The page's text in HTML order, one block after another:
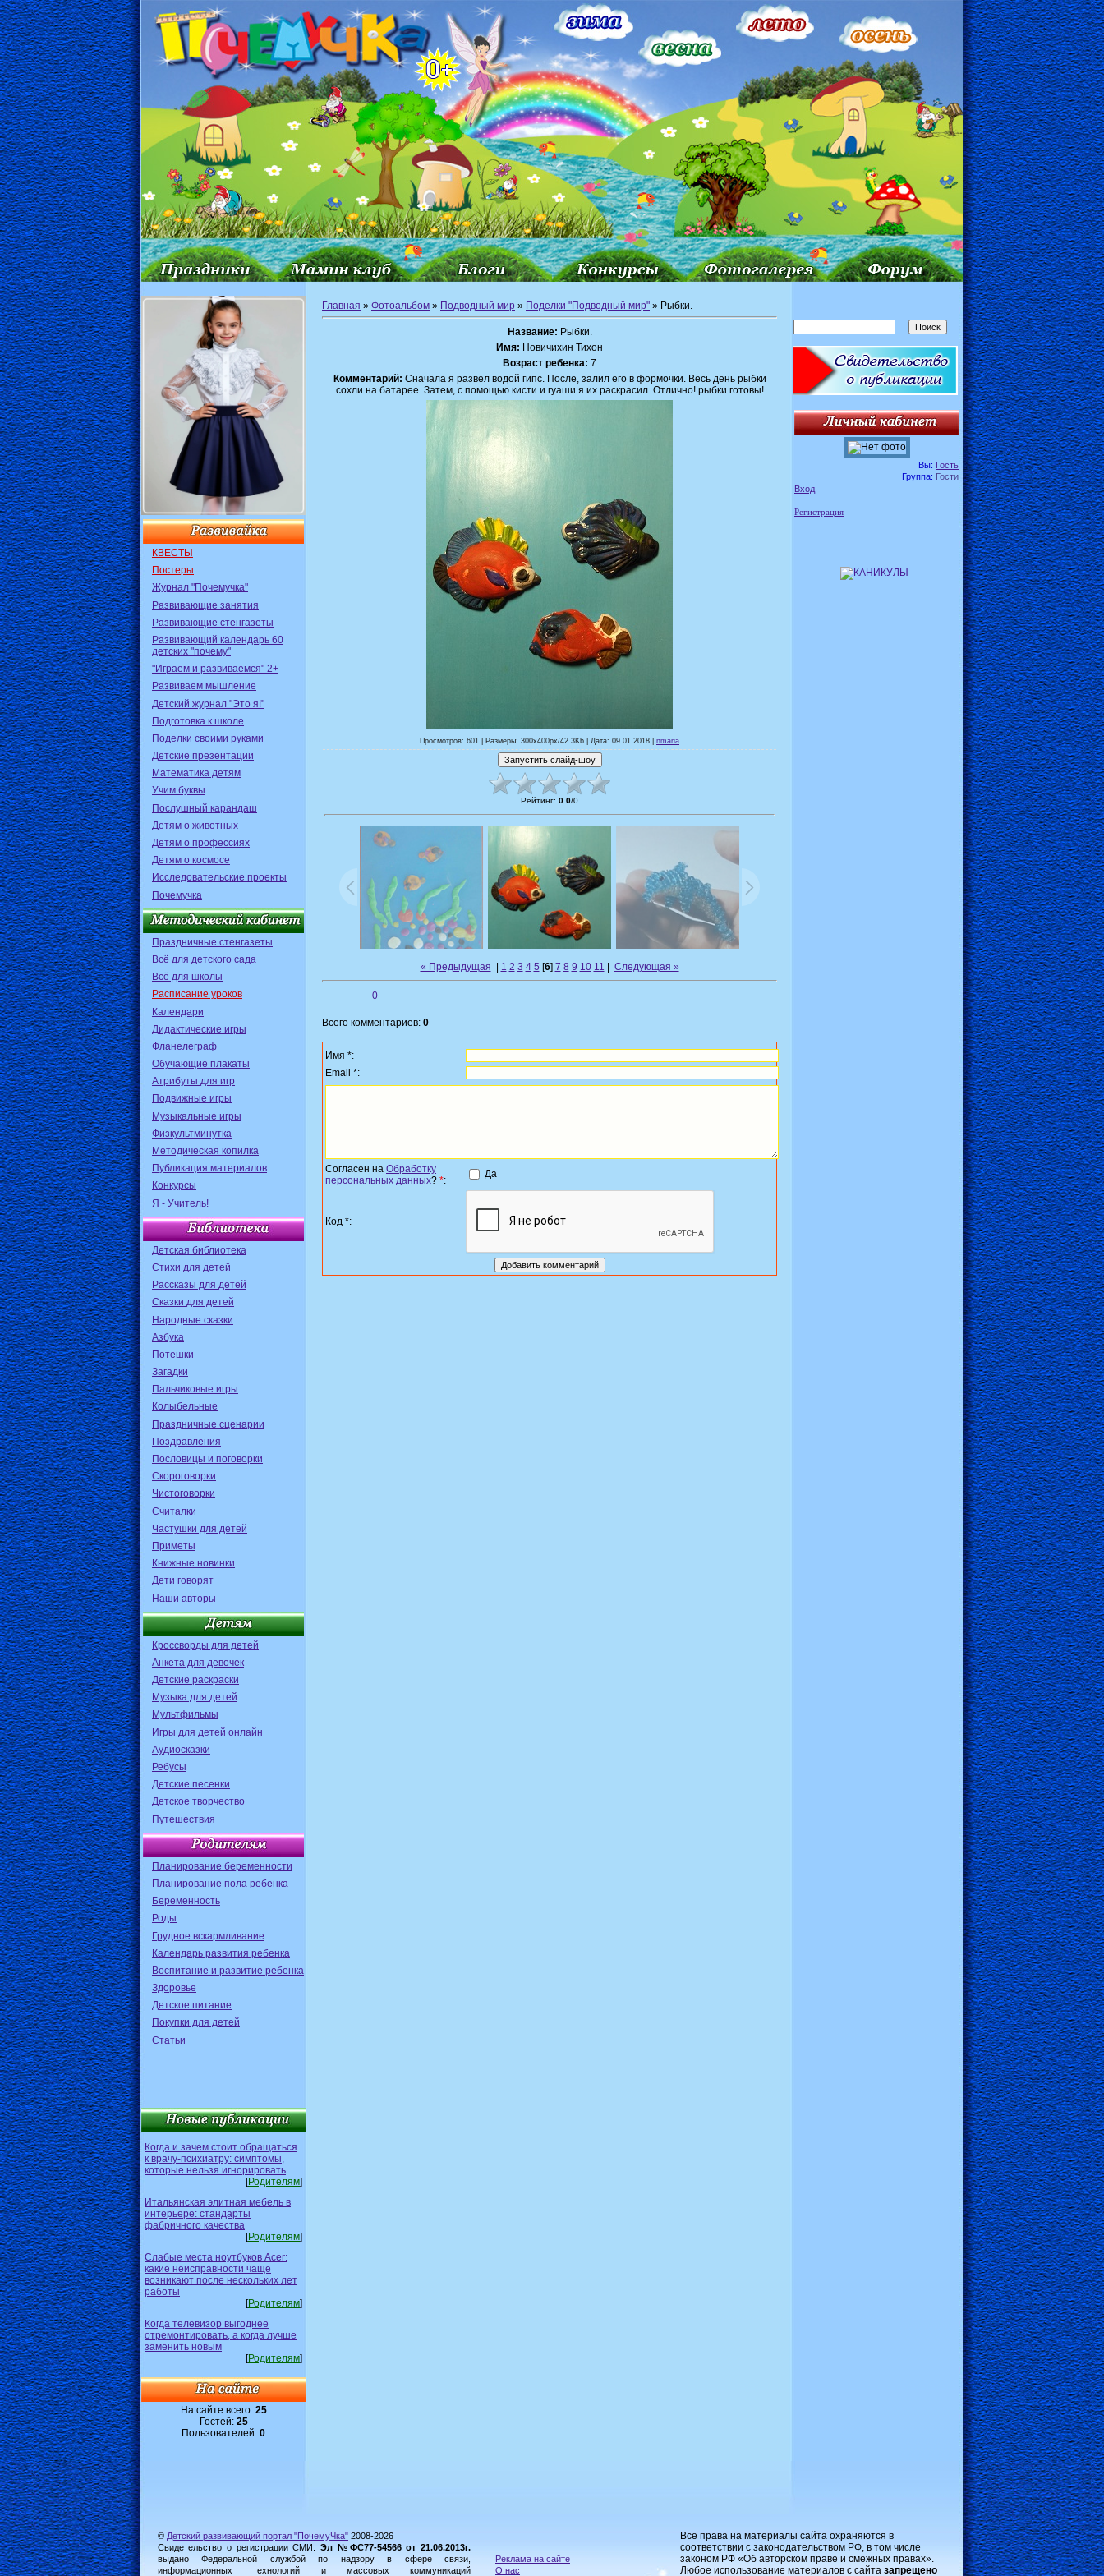
КВЕСТЫ
Постеры
Журнал "Почемучка"
Развивающие занятия
Развивающие стенгазеты
Развивающий календарь 60
детских "почему"
"Играем и развиваемся" 2+
Развиваем мышление
Детский журнал "Это я!"
Подготовка к школе
Поделки своими руками
Детские презентации
Математика детям
Учим буквы
Послушный карандаш
Детям о животных
Детям о профессиях
Детям о космосе
Исследовательские проекты
Почемучка
Праздничные стенгазеты
Всё для детского сада
Всё для школы
Расписание уроков
Календари
Дидактические игры
Фланелеграф
Обучающие плакаты
Атрибуты для игр
Подвижные игры
Музыкальные игры
Физкультминутка
Методическая копилка
Публикация материалов
Конкурсы
Я - Учитель!
Детская библиотека
Стихи для детей
Рассказы для детей
Сказки для детей
Народные сказки
Азбука
Потешки
Загадки
Пальчиковые игры
Колыбельные
Праздничные сценарии
Поздравления
Пословицы и поговорки
Скороговорки
Чистоговорки
Считалки
Частушки для детей
Приметы
Книжные новинки
Дети говорят
Наши авторы
Кроссворды для детей
Анкета для девочек
Детские раскраски
Музыка для детей
Мультфильмы
Игры для детей онлайн
Аудиосказки
Ребусы
Детские песенки
Детское творчество
Путешествия
Планирование беременности
Планирование пола ребенка
Беременность
Роды
Грудное вскармливание
Календарь развития ребенка
Воспитание и развитие ребенка
Здоровье
Детское питание
Покупки для детей
Статьи
Когда и зачем стоит обращаться
к врачу-психиатру: симптомы,
которые нельзя игнорировать
[Родителям]
Итальянская элитная мебель в
интерьере: стандарты
фабричного качества
[Родителям]
Слабые места ноутбуков Acer:
какие неисправности чаще
возникают после нескольких лет
работы
[Родителям]
Когда телевизор выгоднее
отремонтировать, а когда лучше
заменить новым
[Родителям]
На сайте всего: 25
Гостей: 25
Пользователей: 0
Главная » Фотоальбом » Подводный мир » Поделки "Подводный мир" » Рыбки.
Название: Рыбки.
Имя: Новичихин Тихон
Возраст ребенка: 7
Комментарий: Сначала я развел водой гипс. После, залил его в формочки. Весь день рыбки
сохли на батарее. Затем, с помощью кисти и гуаши я их раскрасил. Отлично! рыбки готовы!
Просмотров: 601 | Размеры: 300x400px/42.3Kb | Дата: 09.01.2018 | nmaria
Рейтинг: 0.0/0
« Предыдущая 1 2 3 4 5 [6] 7 8 9 10 11 Следующая »
0
Всего комментариев: 0
Имя *:
Email *:
Согласен на Обработку
персональных данных? *:
Да
Код *:
Вы: Гость
Группа: Гости
Вход
Регистрация
© Детский развивающий портал "ПочемуЧка" 2008-2026
Свидетельство о регистрации СМИ: Эл №ФС77-54566 от 21.06.2013г.
выдано Федеральной службой по надзору в сфере связи,
информационных технологий и массовых коммуникаций
Реклама на сайте
О нас
Все права на материалы сайта охраняются в
соответствии с законодательством РФ, в том числе
законом РФ «Об авторском праве и смежных правах».
Любое использование материалов с сайта запрещено